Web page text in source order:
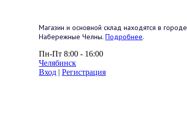
Магазин и основной склад находятся в городе
Набережные Челны. Подробнее.
Пн-Пт 8:00 - 16:00
Челябинск
Вход | Регистрация